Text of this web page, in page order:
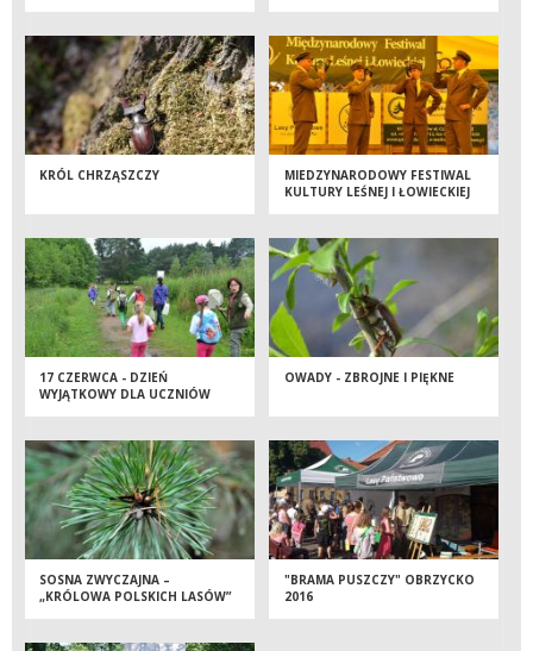
KRÓL CHRZĄSZCZY
MIEDZYNARODOWY FESTIWAL
KULTURY LEŚNEJ I ŁOWIECKIEJ
17 CZERWCA - DZIEŃ
WYJĄTKOWY DLA UCZNIÓW
OWADY - ZBROJNE I PIĘKNE
SOSNA ZWYCZAJNA –
„KRÓLOWA POLSKICH LASÓW”
"BRAMA PUSZCZY" OBRZYCKO
2016